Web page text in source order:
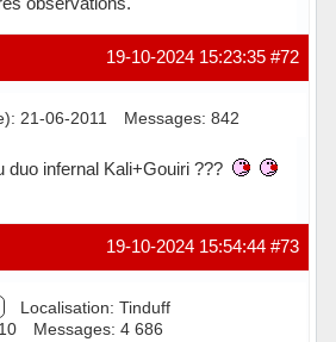
#72
19-10-2024 15:23:35
21-06-2011 Messages: 842
duo infernal Kali+Gouiri ???
#73
19-10-2024 15:54:44
Localisation: Tinduff
Messages: 4 686